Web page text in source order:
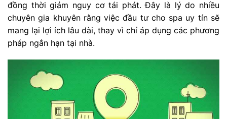
đồng thời giảm nguy cơ tái phát. Đây là lý do nhiều
chuyên gia khuyên rằng việc đầu tư cho spa uy tín sẽ
mang lại lợi ích lâu dài, thay vì chỉ áp dụng các phương
pháp ngắn hạn tại nhà.